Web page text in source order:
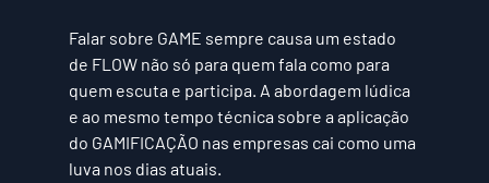
Falar sobre GAME sempre causa um estado
de FLOW não só para quem fala como para
quem escuta e participa. A abordagem lúdica
e ao mesmo tempo técnica sobre a aplicação
do GAMIFICAÇÃO nas empresas cai como uma
luva nos dias atuais.